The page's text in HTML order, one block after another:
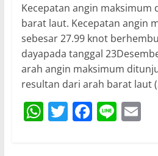
Kecepatan angin maksimum
barat laut. Kecepatan angin
sebesar 27.99 knot
dayapada tanggal
arah angin maksimum
resultan dari arah barat laut
W T F Li E